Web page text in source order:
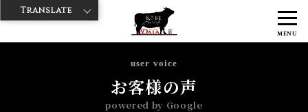
MENU
神戸牛ダイヤ > 神戸牛ダイア 観音通り店
ローカ
user voice
お客様の声
powered by Google
Translate